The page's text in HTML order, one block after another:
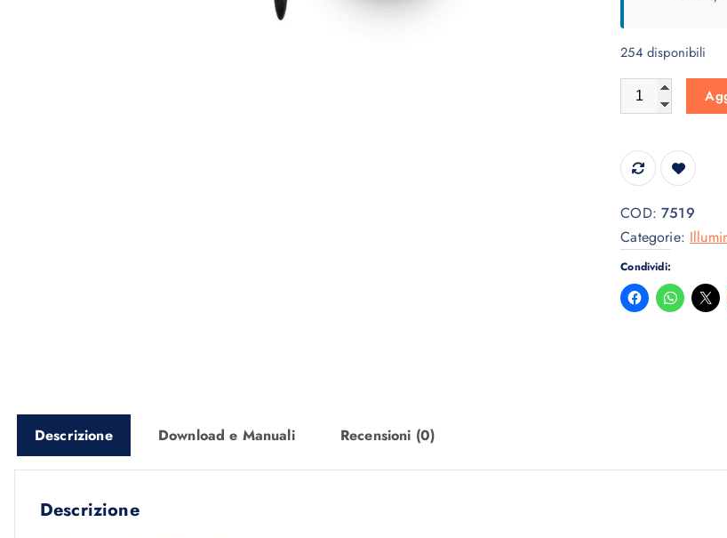
a
3
5
0
.
254 disponibili
Wall Lamp
COD:7519
Categorie:
Condividi:
Descrizione Download e Manuali Recensioni (0)
Descrizione